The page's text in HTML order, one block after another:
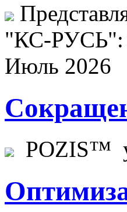
"КС-РУСЬ":
Июль 2026
POZIS™